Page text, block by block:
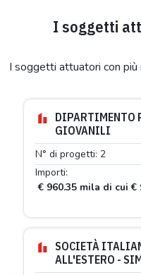
I soggetti
I soggetti attuatori con
DIPARTIMENTO
GIOVANILI
N° di progetti: 2
Importi:
€ 960.35 mila di cui €
SOCIETÀ
ALL'ESTERO -